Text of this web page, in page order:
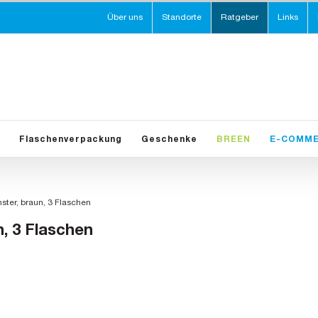
Über uns Standorte Ratgeber Links
Flaschenverpackung Geschenke BREEN E-
braun, 3 Flaschen
3 Flaschen